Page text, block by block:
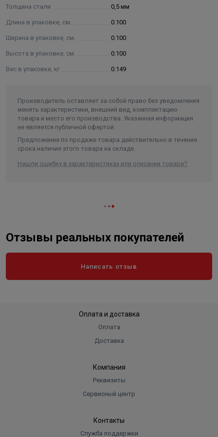
Толщина стали 0,5 мм
Длина в упаковке, см. 0.100
Ширина в упаковке, см. 0.100
Высота в упаковке, см. 0.100
Вес в упаковке, кг 0.149
Производитель оставляет за собой право без уведомления
менять характеристики, внешний вид, комплектацию
товара и место его производства. Указанная информация
не является публичной офертой.
Предложение по продаже товара действительно в течение
срока наличия этого товара на складе.
Нашли ошибку в характеристиках или описании товара?
Отзывы реальных покупателей
Написать отзыв
Оплата и доставка
Оплата
Доставка
Компания
Реквизиты
Сервисный центр
Контакты
Служба поддержки